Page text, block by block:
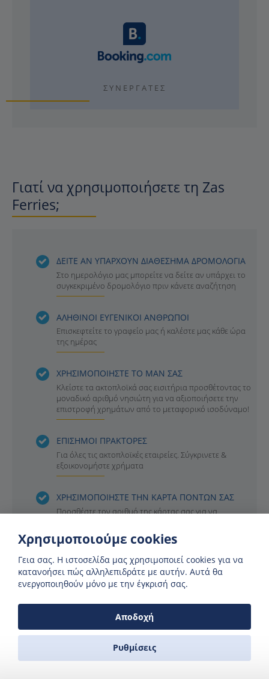
ΣΥΝΕΡΓΆΤΕΣ
Γιατί να χρησιμοποιήσετε τη Zas
Ferries;
ΔΕΙΤΕ ΑΝ ΥΠΑΡΧΟΥΝ ΔΙΑΘΕΣΗΜΑ ΔΡΟΜΟΛΟΓΙΑ
Στο ημερολόγιο μας μπορείτε να δείτε αν υπάρχει το
συγκεκριμένο δρομολόγιο πριν κάνετε αναζήτηση
ΑΛΗΘΙΝΟΙ ΕΥΓΕΝΙΚΟΙ ΑΝΘΡΩΠΟΙ
Επισκεφτείτε το γραφείο μας ή καλέστε μας κάθε ώρα
της ημέρας
ΧΡΗΣΙΜΟΠΟΙΗΣΤΕ ΤΟ ΜΑΝ ΣΑΣ
Κλείστε τα ακτοπλοϊκά σας εισιτήρια προσθέτοντας το
μοναδικό αριθμό νησιώτη για να αξιοποιήσετε την
επιστροφή χρημάτων από το μεταφορικό ισοδύναμο!
ΕΠΙΣΗΜΟΙ ΠΡΑΚΤΟΡΕΣ
Για όλες τις ακτοπλοϊκές εταιρείες. Σύγκρινετε &
εξοικονομήστε χρήματα
ΧΡΗΣΙΜΟΠΟΙΗΣΤΕ ΤΗΝ ΚΑΡΤΑ ΠΟΝΤΩΝ ΣΑΣ
Προσθέστε τον αριθμό της κάρτας σας για να
ΜΠΟΡΕΙΤΕ ΝΑ ΕΧΕΤΕ ΟΛΕΣ ΤΙΣ ΔΙΑΘΕΣΙΜΕΣ
ΕΚΠΤΩΣΕΙΣ
Εξοικονομήστε χρήματα στα ακτοπλοϊκά σας
εισιτήρια με τις ειδικές εκπτώσεις (φοιτητικό,
πολυτεκνικό, κ.α.)
Χρησιμοποιούμε cookies
Γεια σας. H ιστοσελίδα μας χρησιμοποιεί cookies για να
κατανοήσει πώς αλληλεπιδράτε με αυτήν. Αυτά θα
ενεργοποιηθούν μόνο με την έγκρισή σας.
Αποδοχή
Ρυθμίσεις